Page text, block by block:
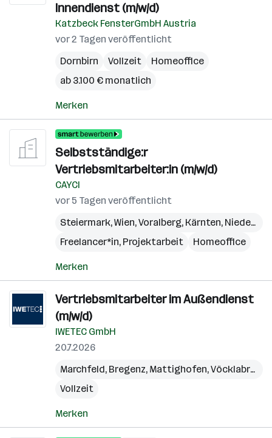
Innendienst (m/w/d)
Katzbeck FensterGmbH Austria
vor 2 Tagen veröffentlicht
Dornbirn
Vollzeit
Homeoffice
ab 3.100 € monatlich
Merken
Selbstständige:r
Vertriebsmitarbeiter:in (m/w/d)
CAYCI
vor 5 Tagen veröffentlicht
Steiermark,Wien,Voralberg, Kärnten, Niederösterreich
Freelancer*in, Projektarbeit
Homeoffice
Merken
Vertriebsmitarbeiter im Außendienst
(m/w/d)
IWETEC GmbH
20.7.2026
Marchfeld, Bregenz, Mattighofen,Vöcklabruck
Vollzeit
Merken